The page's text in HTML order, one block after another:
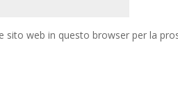
sito web in questo browser per la